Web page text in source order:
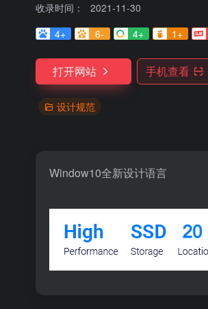
收录时间：
2021-11-30
4+
6- 4+ 1+
打开网站 手机查看
设计规范
Window10全新设计语言